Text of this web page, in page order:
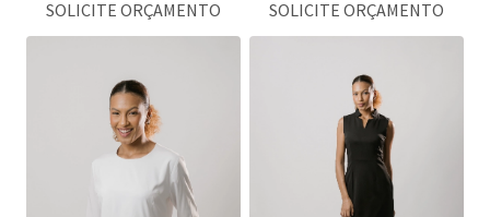
SOLICITE ORÇAMENTO SOLICITE ORÇAMENTO